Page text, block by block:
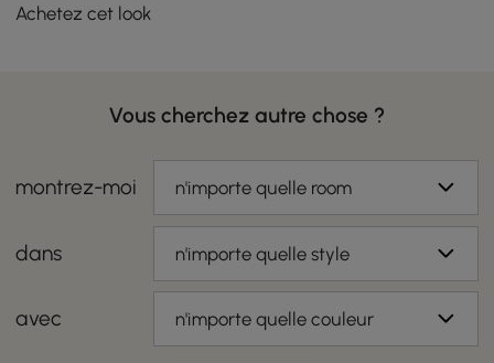
Achetez cet look
Vous cherchez autre chose ?
montrez-moi n'importe quelle room
dans n'importe quelle style
avec n'importe quelle couleur